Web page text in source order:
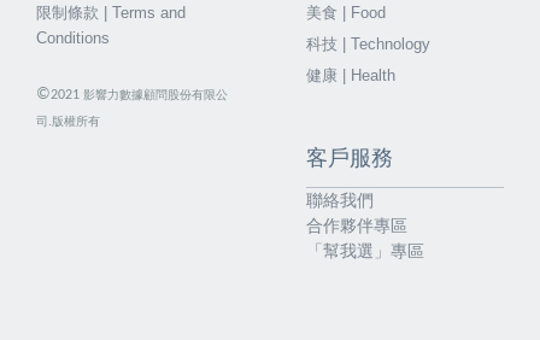
限制條款 | Terms and
Conditions
©2021 影響力數據顧問股份有限公
司.版權所有
美食 | Food
科技 | Technology
健康 | Health
客戶服務
聯絡我們
合作夥伴專區
「幫我選」專區